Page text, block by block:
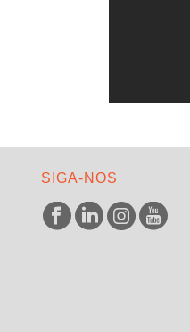
SIGA-NOS